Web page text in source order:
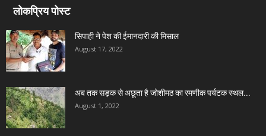
लोकप्रिय पोस्ट
सिपाही ने पेश की ईमानदारी की मिसाल
August 17, 2022
अब तक सड़क से अछूता है जोशीमठ का रमणीक पर्यटक स्थल...
August 1, 2022